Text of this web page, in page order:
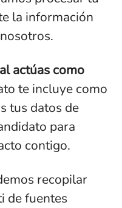
la información
actúas como
te incluye como
tus datos de
para
contigo.
recopilar
de fuentes